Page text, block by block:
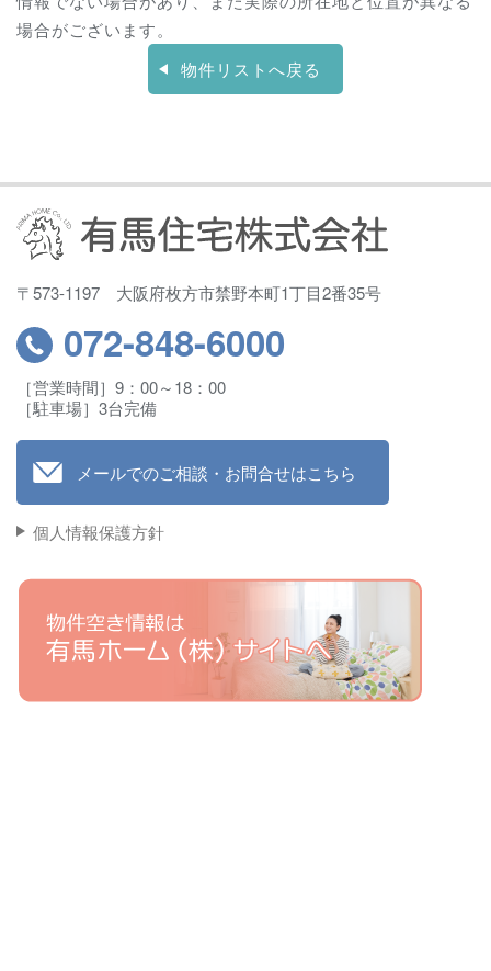
場合がございます。
物件リストへ戻る
〒573-1197 大阪府枚方市禁野本町1丁目2番35号
072-848-6000
［営業時間］9：00～18：00
［駐車場］3台完備
メールでのご相談・お問合せはこちら
個人情報保護方針